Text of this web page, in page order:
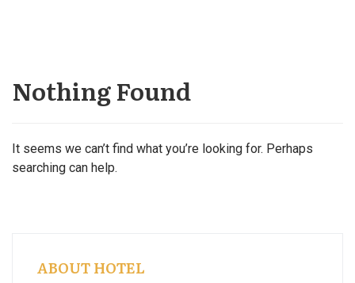
Nothing Found
It seems we can’t find what you’re looking for. Perhaps
searching can help.
ABOUT HOTEL